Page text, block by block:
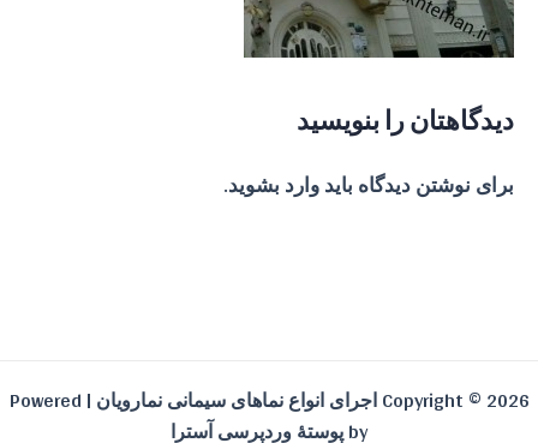
دیدگاهتان را بنویسید
برای نوشتن دیدگاه بایدوارد بشوید.
Copyright © 2026 اجرای انواع نماهای سیمانی نمارویان | Powered
byپوستهٔ وردپرسی آسترا